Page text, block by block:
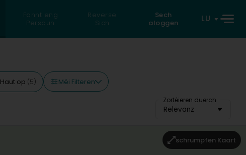
Fannt eng
Persoun
Reverse
Sich
Sech
aloggen
LU
Haut op (5) Méi Filteren
Zortéieren duerch
Relevanz
schrumpfen Kaart